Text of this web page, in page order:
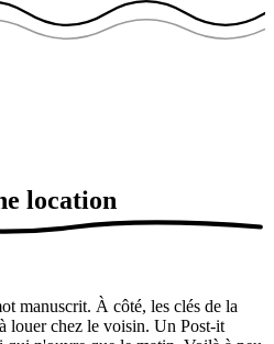
location
manuscrit. À côté, les clés de la
louer chez le voisin. Un Post-it